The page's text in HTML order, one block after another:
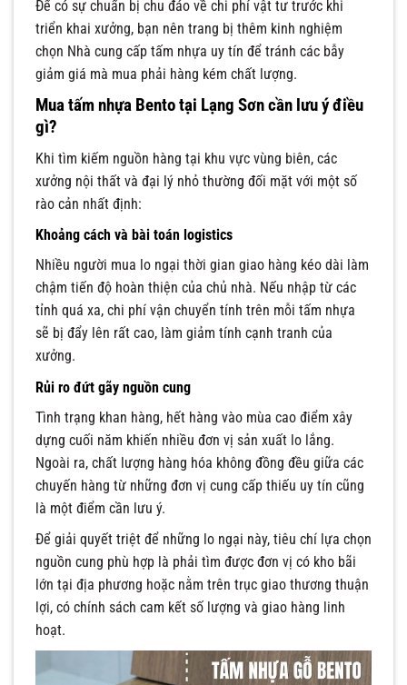
Để có sự chuẩn bị chu đáo về chi phí vật tư trước khi
triển khai xưởng, bạn nên trang bị thêm kinh nghiệm
chọn Nhà cung cấp tấm nhựa uy tín để tránh các bẫy
giảm giá mà mua phải hàng kém chất lượng.
Mua tấm nhựa Bento tại Lạng Sơn cần lưu ý điều
gì?
Khi tìm kiếm nguồn hàng tại khu vực vùng biên, các
xưởng nội thất và đại lý nhỏ thường đối mặt với một số
rào cản nhất định:
Khoảng cách và bài toán logistics
Nhiều người mua lo ngại thời gian giao hàng kéo dài làm
chậm tiến độ hoàn thiện của chủ nhà. Nếu nhập từ các
tỉnh quá xa, chi phí vận chuyển tính trên mỗi tấm nhựa
sẽ bị đẩy lên rất cao, làm giảm tính cạnh tranh của
xưởng.
Rủi ro đứt gãy nguồn cung
Tình trạng khan hàng, hết hàng vào mùa cao điểm xây
dựng cuối năm khiến nhiều đơn vị sản xuất lo lắng.
Ngoài ra, chất lượng hàng hóa không đồng đều giữa các
chuyến hàng từ những đơn vị cung cấp thiếu uy tín cũng
là một điểm cần lưu ý.
Để giải quyết triệt để những lo ngại này, tiêu chí lựa chọn
nguồn cung phù hợp là phải tìm được đơn vị có kho bãi
lớn tại địa phương hoặc nằm trên trục giao thương thuận
lợi, có chính sách cam kết số lượng và giao hàng linh
hoạt.